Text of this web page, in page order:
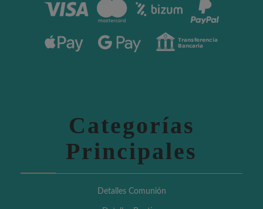
Categorías
Principales
Detalles Comunión